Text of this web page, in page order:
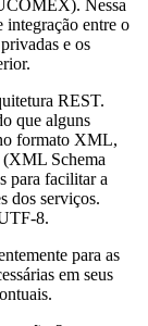
Nessa
integração entre o
e os
REST.
que alguns
formato XML,
(XML Schema
para facilitar a
dos serviços.
8.
para as
em seus